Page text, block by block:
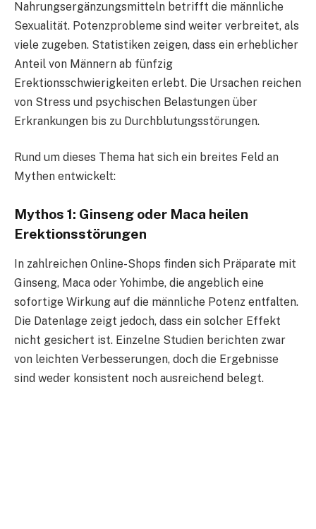
Nahrungsergänzungsmitteln betrifft die männliche
Sexualität. Potenzprobleme sind weiter verbreitet, als
viele zugeben. Statistiken zeigen, dass ein erheblicher
Anteil von Männern ab fünfzig
Erektionsschwierigkeiten erlebt. Die Ursachen reichen
von Stress und psychischen Belastungen über
Erkrankungen bis zu Durchblutungsstörungen.
Rund um dieses Thema hat sich ein breites Feld an
Mythen entwickelt:
Mythos 1: Ginseng oder Maca heilen
Erektionsstörungen
In zahlreichen Online-Shops finden sich Präparate mit
Ginseng, Maca oder Yohimbe, die angeblich eine
sofortige Wirkung auf die männliche Potenz entfalten.
Die Datenlage zeigt jedoch, dass ein solcher Effekt
nicht gesichert ist. Einzelne Studien berichten zwar
von leichten Verbesserungen, doch die Ergebnisse
sind weder konsistent noch ausreichend belegt.